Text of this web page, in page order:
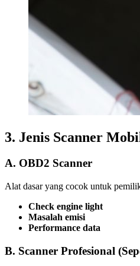
3. Jenis Scanner
A. OBD2 Scanner
Alat dasar yang cocok untuk
Check engine light
Masalah emisi
Performance data
B. Scanner Profesional